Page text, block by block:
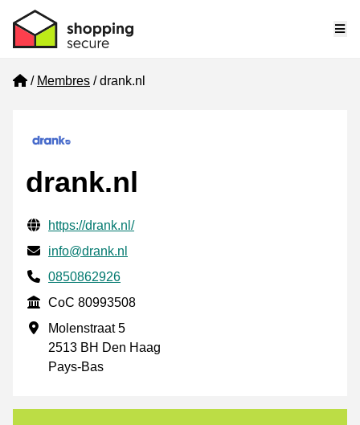
Home
Membres drank.nl
drank.nl
Informations de contact vérifiées
Website URL
https://drank.nl/
E-mail
info@drank.nl
Phone number
0850862926
CoC
CoC 80993508
Adresse professionnelle
Molenstraat 5
2513 BH Den Haag
Pays-Bas